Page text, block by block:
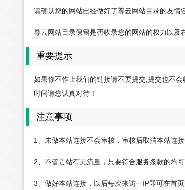
请确认您的网站已经做好了尊云网站目录的友情
尊云网站目录保留是否收录您的网站的权力以及
重要提示
如果你不作上我们的链接请不要提交,提交也不
时间请您认真对待！
注意事项
1、未做本站连接不会审核，审核后取消本站连接
2、不管贵站有无流量，只要符合服务条款的均可
3、做好本站连接，以后每次来访一IP即可在首页